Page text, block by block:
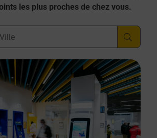
les plus proches de chez vous.
Code Postal